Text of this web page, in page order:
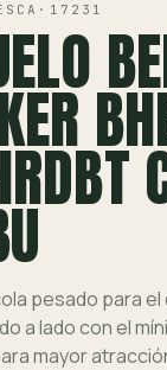
· 17231
pesado para
a lado con el
mayor